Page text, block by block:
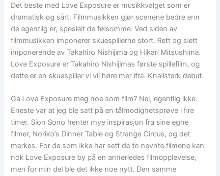
Det beste med Love Exposure er musikkvalget som er
dramatisk og sårt. Filmmusikken gjør scenene bedre enn
de egentlig er, spesielt de følsomme. Ved siden av
filmmusikken imponerer skuespillerne stort. Rett og slett
imponerende av Takahiro Nishijima og Hikari Mitsushima.
Love Exposure er Takahiro Nishijimas første spillefilm, og
dette er en skuespiller vi vil høre mer ifra. Knallsterk debut.
Ga Love Exposure meg noe som film? Nei, egentlig ikke.
Eneste var at jeg ble satt på en tålmodighetsprøve i fire
timer. Sion Sono henter mye inspirasjon fra sine egne
filmer, Noriko’s Dinner Table og Strange Circus, og det
merkes. For de som ikke har sett de to nevnte filmene kan
nok Love Exposure by på en annerledes filmopplevelse,
men for min del ble det ikke noe nytt. Den samme